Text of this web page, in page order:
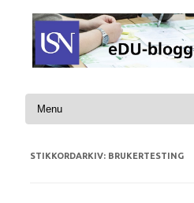
Hopp til innhold
STIKKORDARKIV: BRUKERTESTING